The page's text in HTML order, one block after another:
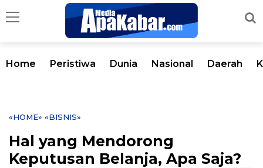
Home Peristiwa Dunia Nasional Daerah
«HOME» «BISNIS»
Hal yang Mendorong
Keputusan Belanja, Apa Saja?